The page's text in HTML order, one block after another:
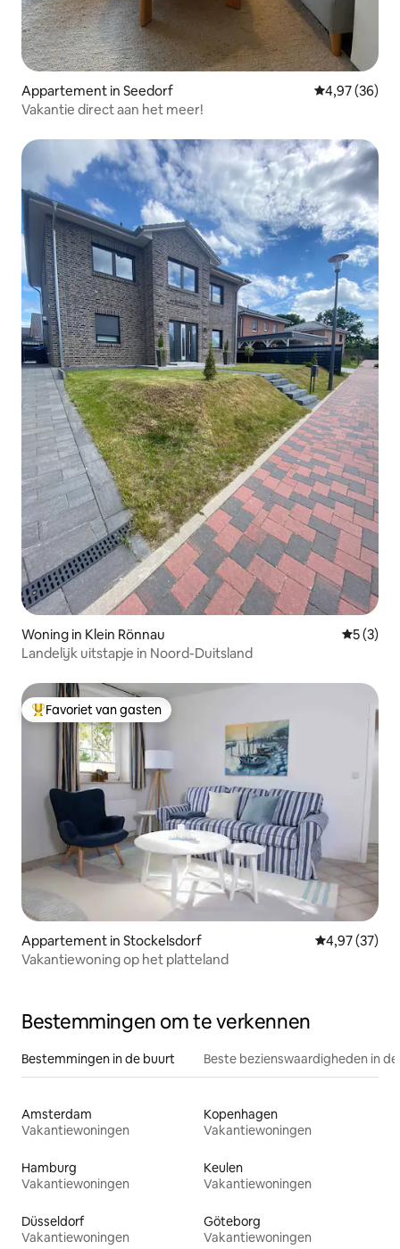
Appartement in Seedorf Gemiddelde
4,97 (36)
Vakantie direct aan het meer!
Woning in Klein Rönnau
5 (3)
Landelijk uitstapje in Noord-Duitsland
Topfavoriet van gasten
Favoriet van gasten
Appartement in Stockelsdorf Gemiddelde
4,97 (37)
Vakantiewoning op het platteland
Bestemmingen om te verkennen
Bestemmingen in de buurt Beste bezienswaardigheden in
Amsterdam
Vakantiewoningen
Kopenhagen
Vakantiewoningen
Hamburg
Vakantiewoningen
Keulen
Vakantiewoningen
Düsseldorf
Vakantiewoningen
Göteborg
Vakantiewoningen